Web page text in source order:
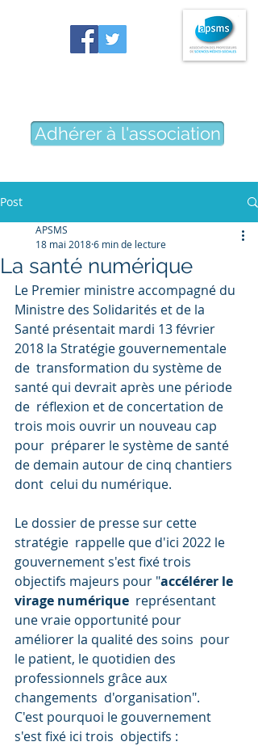
Association des professeurs
Adhérer à l'association
Post
La santé numérique
APSMS
18 mai 20186 min de lecture
Le Premier ministre accompagné du
Ministre des Solidarités et de la
Santé présentait mardi 13 février
2018 la Stratégie gouvernementale
de  transformation du système de
santé qui devrait après une période
de  réflexion et de concertation de
trois mois ouvrir un nouveau cap
pour  préparer le système de santé
de demain autour de cinq chantiers
dont  celui du numérique.
Le dossier de presse sur cette
stratégie  rappelle que d'ici 2022 le
gouvernement s'est fixé trois
objectifs majeurs pour "accélérer le
virage numérique
  représentant
une vraie opportunité pour
améliorer la qualité des soins  pour
le patient, le quotidien des
professionnels grâce aux
changements  d'organisation".
C'est pourquoi le gouvernement
s'est fixé ici trois  objectifs :